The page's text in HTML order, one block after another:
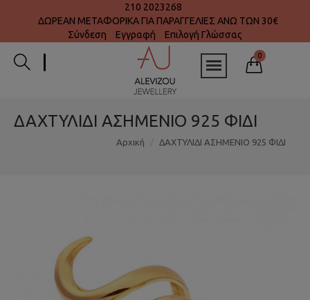
210 2023268
ΔΩΡΕΑΝ ΜΕΤΑΦΟΡΙΚΑ ΓΙΑ ΠΑΡΑΓΓΕΛΙΕΣ ΑΝΩ ΤΩΝ 30€
Σύνδεση
Εγγραφή Επιλογή Γλώσσας
0
ΔΑΧΤΥΛΙΔΙ ΑΣΗΜΕΝΙΟ 925 ΦΙΔΙ
Αρχική ΔΑΧΤΥΛΙΔΙ ΑΣΗΜΕΝΙΟ 925 ΦΙΔΙ